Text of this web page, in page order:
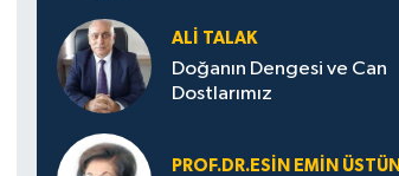
ALI TALAK
Doğanın Dengesi ve Can
Dostlarımız
PROF.DR.ESIN EMIN ÜSTÜN